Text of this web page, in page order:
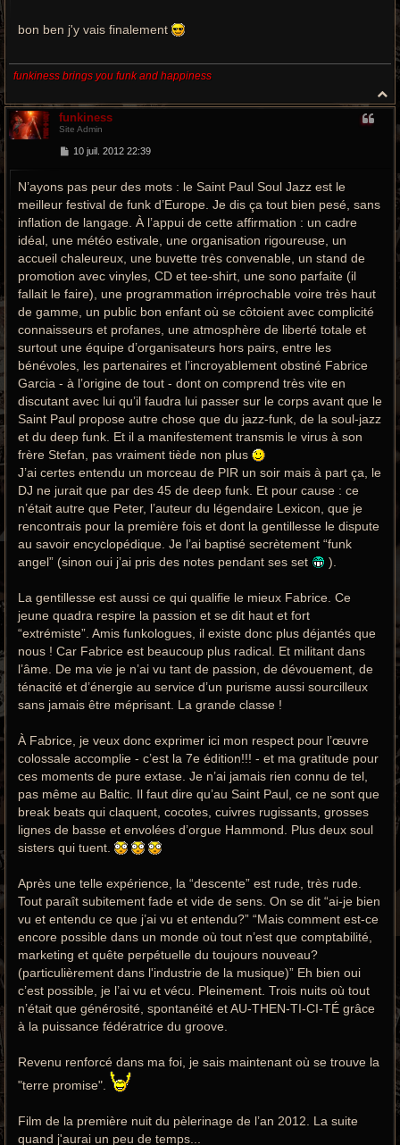
e
bon ben j'y vais finalement
funkiness brings you funk and happiness
a
funkiness
Site Admin
M
s
a
g
e
10 juil. 2012 22:39
N’ayons pas peur des mots : le Saint Paul Soul Jazz est le
meilleur festival de funk d’Europe. Je dis ça tout bien pesé, sans
inflation de langage. À l’appui de cette affirmation : un cadre
idéal, une météo estivale, une organisation rigoureuse, un
accueil chaleureux, une buvette très convenable, un stand de
promotion avec vinyles, CD et tee-shirt, une sono parfaite (il
fallait le faire), une programmation irréprochable voire très haut
de gamme, un public bon enfant où se côtoient avec complicité
connaisseurs et profanes, une atmosphère de liberté totale et
surtout une équipe d’organisateurs hors pairs, entre les
bénévoles, les partenaires et l’incroyablement obstiné Fabrice
Garcia - à l’origine de tout - dont on comprend très vite en
discutant avec lui qu’il faudra lui passer sur le corps avant que le
Saint Paul propose autre chose que du jazz-funk, de la soul-jazz
et du deep funk. Et il a manifestement transmis le virus à son
frère Stefan, pas vraiment tiède non plus
J’ai certes entendu un morceau de PIR un soir mais à part ça, le
DJ ne jurait que par des 45 de deep funk. Et pour cause : ce
n’était autre que Peter, l’auteur du légendaire Lexicon, que je
rencontrais pour la première fois et dont la gentillesse le dispute
au savoir encyclopédique. Je l’ai baptisé secrètement “funk
angel” (sinon oui j’ai pris des notes pendant ses set
).
La gentillesse est aussi ce qui qualifie le mieux Fabrice. Ce
jeune quadra respire la passion et se dit haut et fort
“extrémiste”. Amis funkologues, il existe donc plus déjantés que
nous ! Car Fabrice est beaucoup plus radical. Et militant dans
l’âme. De ma vie je n’ai vu tant de passion, de dévouement, de
ténacité et d’énergie au service d’un purisme aussi sourcilleux
sans jamais être méprisant. La grande classe !
À Fabrice, je veux donc exprimer ici mon respect pour l’œuvre
colossale accomplie - c’est la 7e édition!!! - et ma gratitude pour
ces moments de pure extase. Je n’ai jamais rien connu de tel,
pas même au Baltic. Il faut dire qu’au Saint Paul, ce ne sont que
break beats qui claquent, cocotes, cuivres rugissants, grosses
lignes de basse et envolées d’orgue Hammond. Plus deux soul
sisters qui tuent.
Après une telle expérience, la “descente” est rude, très rude.
Tout paraît subitement fade et vide de sens. On se dit “ai-je bien
vu et entendu ce que j’ai vu et entendu?” “Mais comment est-ce
encore possible dans un monde où tout n’est que comptabilité,
marketing et quête perpétuelle du toujours nouveau?
(particulièrement dans l'industrie de la musique)” Eh bien oui
c’est possible, je l’ai vu et vécu. Pleinement. Trois nuits où tout
n’était que générosité, spontanéité et AU-THEN-TI-CI-TÉ grâce
à la puissance fédératrice du groove.
Revenu renforcé dans ma foi, je sais maintenant où se trouve la
"terre promise".
Film de la première nuit du pèlerinage de l’an 2012. La suite
quand j'aurai un peu de temps...